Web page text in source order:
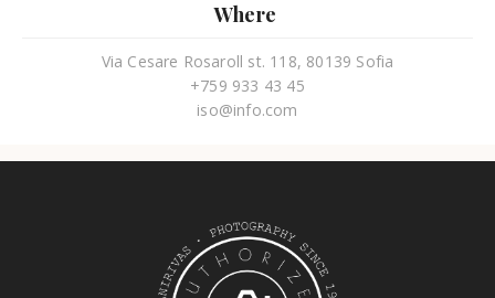
Where
Via Cesare Rosaroll st. 118, 80139 Sofia
+759 933 43 45
iso@info.com